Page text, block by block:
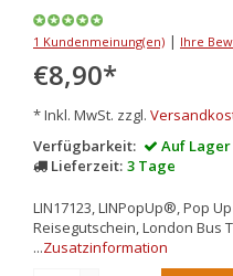
1 Kundenmeinung(en) | Ihre
€8,90*
* Inkl. MwSt. zzgl.
Verfügbarkeit:
Auf Lager
Lieferzeit: 3 Tage
LIN17123, LINPopUp®, Pop
Reisegutschein, London Bus
...Zusatzinformation